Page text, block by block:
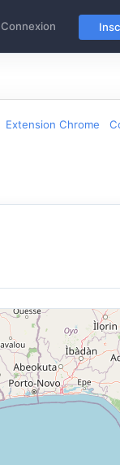
Connexion
Extension Chrome